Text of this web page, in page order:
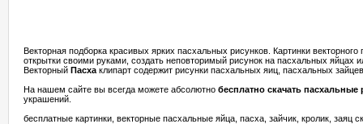
Векторная подборка красивых ярких пасхальных рисунков. Картинки
открытки своими руками, создать неповторимый рисунок на пасхальных яйцах
Векторный Пасха клипарт содержит рисунки пасхальных яиц, пасхальных
На нашем сайте вы всегда можете абсолютно бесплатно скачать пасхальные
украшений.
бесплатные картинки, векторные пасхальные яйца, пасха, зайчик, кролик, заяц